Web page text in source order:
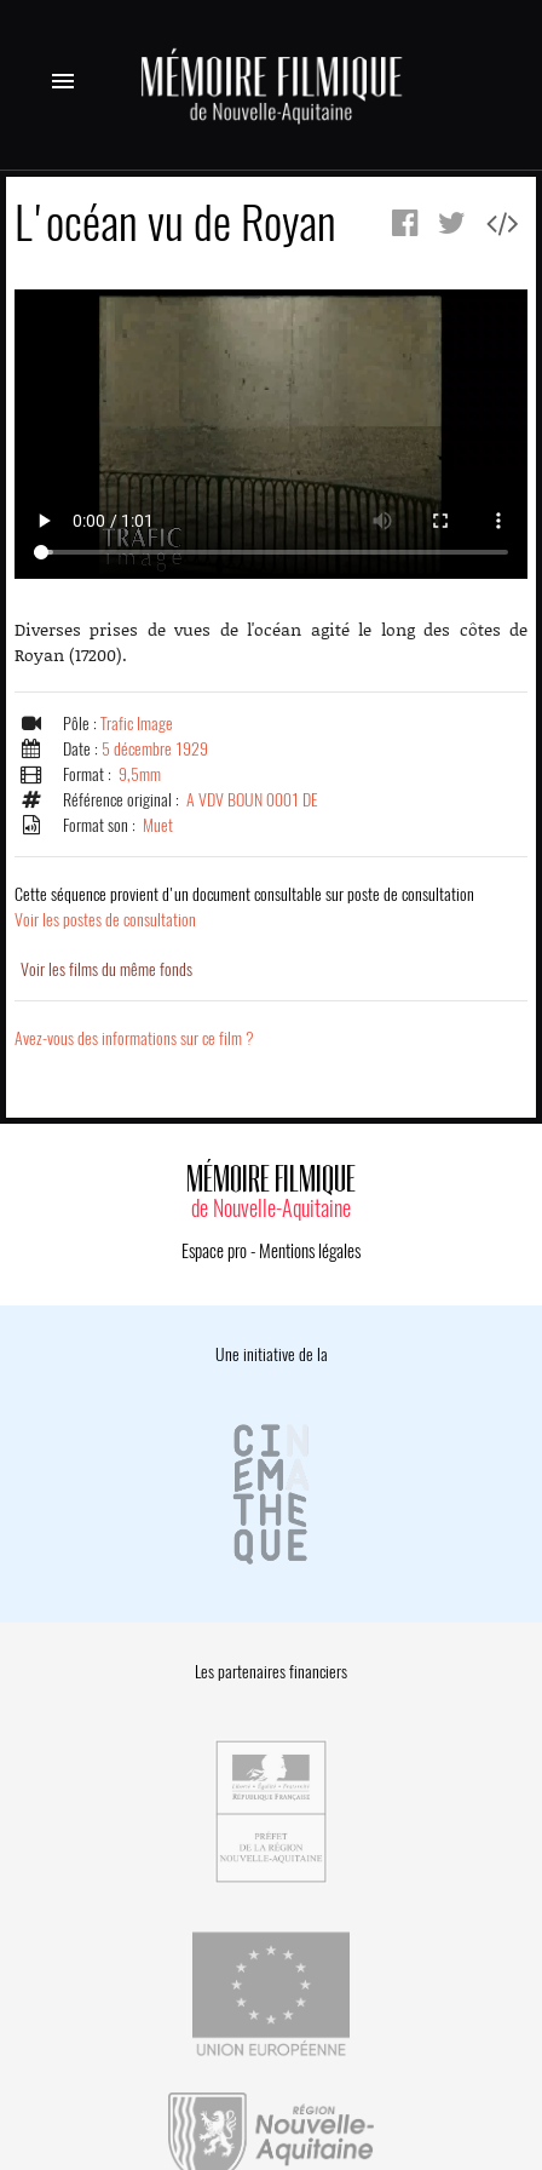
menu
L'océan vu de Royan
Diverses prises de vues de l'océan agité le long des côtes de
Royan (17200).
Pôle : Trafic Image
Date : 5 décembre 1929
Format : 9,5mm
Référence original : A VDV BOUN 0001 DE
Format son : Muet
Cette séquence provient d'un document consultable sur poste de consultation
Voir les postes de consultation
Voir les films du même fonds
Avez-vous des informations sur ce film ?
MÉMOIRE FILMIQUE
de Nouvelle-Aquitaine
Espace pro- Mentions légales
Une initiative de la
Les partenaires financiers